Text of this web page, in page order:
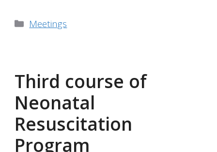
Categories
Meetings
Third course of
Neonatal
Resuscitation
Program